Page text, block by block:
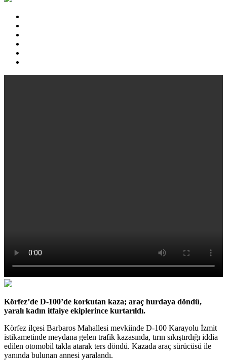
Körfez’de D-100’de korkutan kaza; araç hurdaya döndü,
yaralı kadın itfaiye ekiplerince kurtarıldı.
Körfez ilçesi Barbaros Mahallesi mevkiinde D-100 Karayolu İzmit
istikametinde meydana gelen trafik kazasında, tırın sıkıştırdığı iddia
edilen otomobil takla atarak ters döndü. Kazada araç sürücüsü ile
yanında bulunan annesi yaralandı.